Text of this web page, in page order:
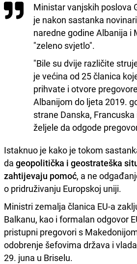
Ministar vanjskih poslova
je nakon sastanka
naredne godine Albanija i
"zeleno svjetlo".
"Bile su dvije različite
je većina od 25 članica
prihvate i otvore
Albanijom do ljeta 2019.
strane Danska,
željele da odgode
Istaknuo je kako je tokom
da geopolitička i geostrateška
zahtijevaju pomoć, a ne
o pridruživanju Europskoj uniji.
Ministri zemalja članica EU-a
Balkanu, kao i formalan odgovor
pristupni pregovori s
odobrenje šefovima država i
29. juna u Briselu.